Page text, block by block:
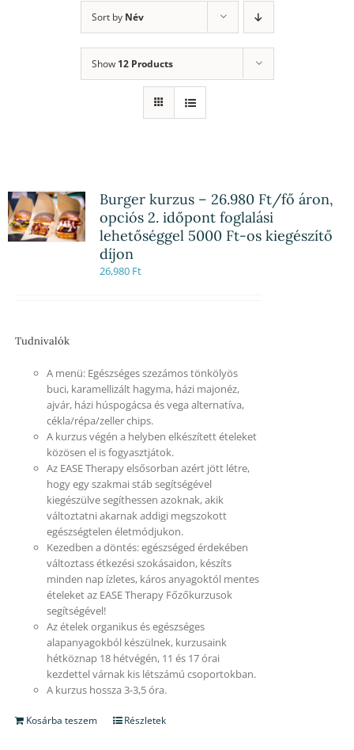
Sort by Név
Show 12 Products
Burger kurzus – 26.980 Ft/fő áron,
opciós 2. időpont foglalási
lehetőséggel 5000 Ft-os kiegészítő
díjon
26,980 Ft
Tudnivalók
A menü: Egészséges szezámos tönkölyös
buci, karamellizált hagyma, házi majonéz,
ajvár, házi húspogácsa és vega alternatíva,
cékla/répa/zeller chips.
A kurzus végén a helyben elkészített ételeket
közösen el is fogyasztjátok.
Az EASE Therapy elsősorban azért jött létre,
hogy egy szakmai stáb segítségével
kiegészülve segíthessen azoknak, akik
változtatni akarnak addigi megszokott
egészségtelen életmódjukon.
Kezedben a döntés: egészséged érdekében
változtass étkezési szokásaidon, készíts
minden nap ízletes, káros anyagoktól mentes
ételeket az EASE Therapy Főzőkurzusok
segítségével!
Az ételek organikus és egészséges
alapanyagokból készülnek, kurzusaink
hétköznap 18 hétvégén, 11 és 17 órai
kezdettel várnak kis létszámú csoportokban.
A kurzus hossza 3-3,5 óra.
Kosárba teszem Részletek